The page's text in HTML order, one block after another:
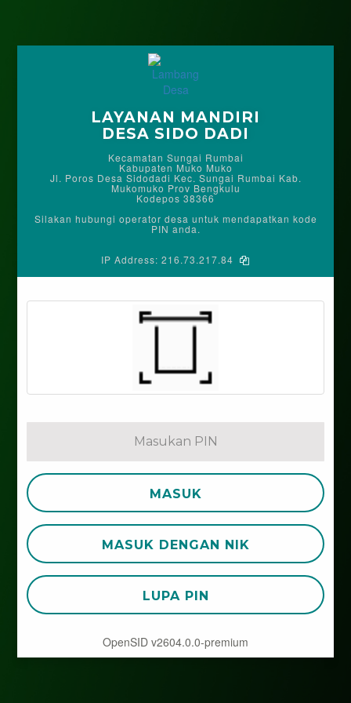
LAYANAN MANDIRI
DESA SIDO DADI
Kecamatan Sungai Rumbai
Kabupaten Muko Muko
Jl. Poros Desa Sidodadi Kec. Sungai Rumbai Kab.
Mukomuko Prov Bengkulu
Kodepos 38366
Silakan hubungi operator desa untuk mendapatkan kode
PIN anda.
IP Address: 216.73.217.84
MASUK
MASUK DENGAN NIK
LUPA PIN
OpenSID v2604.0.0-premium